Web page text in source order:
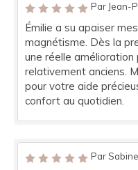
Par Jean-
Émilie a su apaiser
magnétisme. Dès la
une réelle
relativement anciens.
pour votre aide
confort au quotidien.
Par